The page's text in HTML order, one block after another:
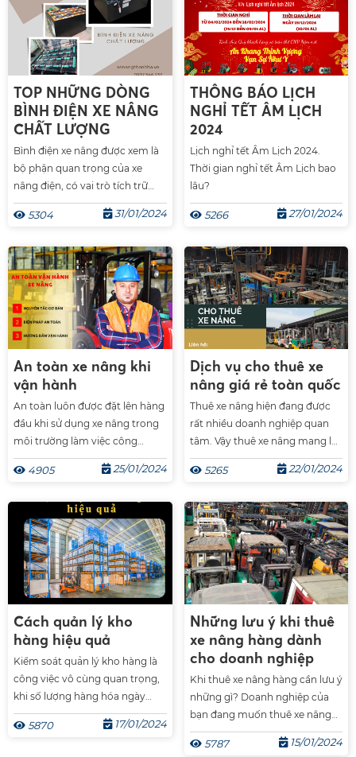
TOP NHỮNG DÒNG
BÌNH ĐIỆN XE NÂNG
CHẤT LƯỢNG
Bình điện xe nâng được xem là
bộ phận quan trọng của xe
nâng điện, có vai trò tích trữ
năng lượng điện điều khiển
hoạt động của xe. Bình điện
dụng và làm việc của xe vì vậy
khi chọn mua 1 chiếc xe nâng
điện bạn cần quan tâm lựa
chọn cho mình 1 bình điện tốt.
Vậy nên chọn những dòng bình
điện nào?
5304 31/01/2024
THÔNG BÁO LỊCH
NGHỈ TẾT ÂM LỊCH
2024
Lịch nghỉ tết Âm Lịch 2024.
Thời gian nghỉ tết Âm Lịch bao
lâu?
5266 27/01/2024
An toàn xe nâng khi
vận hành
An toàn luôn được đặt lên hàng
đầu khi sử dụng xe nâng trong
môi trường làm việc công
nghiệp. Đảm bảo an toàn
không chỉ bảo vệ người làm
tai nạn và thiệt hại tài sản. Dưới
đây là một số nguyên tắc an
toàn và biện pháp vận hành
hiệu quả khi sử dụng xe nâng.
4905 25/01/2024
Dịch vụ cho thuê xe
nâng giá rẻ toàn quốc
Thuê xe nâng hiện đang được
rất nhiều doanh nghiệp quan
tâm. Vậy thuê xe nâng mang lại
lợi ích gì? Giá thuê xe nâng hiện
nay là bao nhiêu? Thuê xe nâng
các bạn tham khảo bài viết dưới
đây nhé.
5265 22/01/2024
Cách quản lý kho
hàng hiệu quả
Kiểm soát quản lý kho hàng là
công việc vô cùng quan trọng,
khi số lượng hàng hóa ngày
càng nhiều thì việc quản lý
càng vất vả. Vậy làm cách nào
5870 17/01/2024
Những lưu ý khi thuê
xe nâng hàng dành
cho doanh nghiệp
Khi thuê xe nâng hàng cần lưu ý
những gì? Doanh nghiệp của
bạn đang muốn thuê xe nâng
hàng nhưng chưa biết chọn
công ty nào để đảm bảo chất
5787 15/01/2024